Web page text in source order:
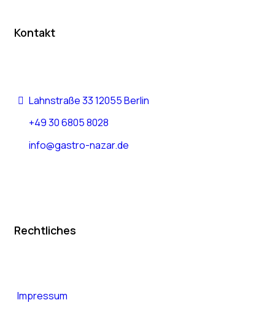
Kontakt
Lahnstraße 33 12055 Berlin
+49 30 6805 8028
info@gastro-nazar.de
Rechtliches
Impressum